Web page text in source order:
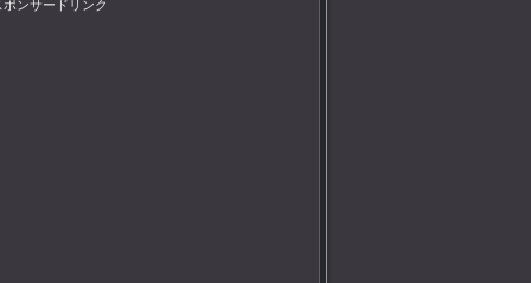
ポンサードリンク